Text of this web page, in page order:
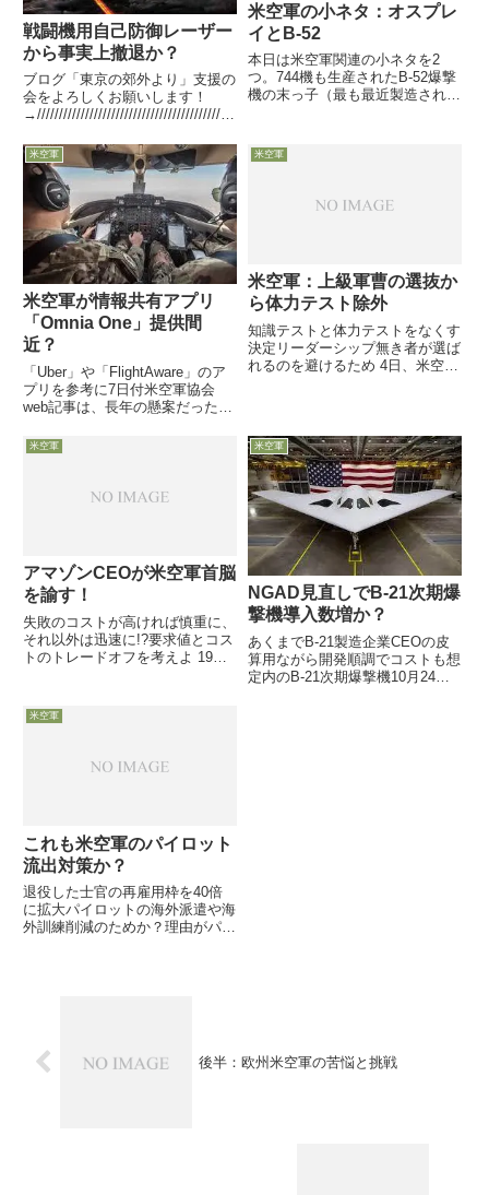
戦闘機用自己防御レーザー
から事実上撤退か？
ブログ「東京の郊外より」支援の
会をよろしくお願いします！
→/////////////////////////////////////////////
2021年に飛行試験予定を20...
米空軍の小ネタ：オスプレ
イとB-52
本日は米空軍関連の小ネタを2
つ。744機も生産されたB-52爆撃
機の末っ子（最も最近製造された
時間2000時間を超えた機体が出
たとのお話です
米空軍
米空軍が情報共有アプリ
「Omnia One」提供間
近？
「Uber」や「FlightAware」のア
プリを参考に7日付米空軍協会
web記事は、長年の懸案だったF-
米空軍が12月から投入（試
験？）開始することや、陸海空サ
揮官から前線兵...
米空軍
米空軍：上級軍曹の選抜か
ら体力テスト除外
知識テストと体力テストをなくす
決定リーダーシップ無き者が選ば
れるのを避けるため 4日、米空軍
WAPS（Weighted Airman
Promotion ...
米空軍
アマゾンCEOが米空軍首脳
を諭す！
失敗のコストが高ければ慎重に、
それ以外は迅速に!?要求値とコス
トのトレードオフを考えよ 19
して同時にロケットエンジンベン
チャー「Blue Origin」創業者の
米空軍
NGAD見直しでB-21次期爆
撃機導入数増か？
あくまでB-21製造企業CEOの皮
算用ながら開発順調でコストも想
定内のB-21次期爆撃機10月24
米空軍
これも米空軍のパイロット
流出対策か？
退役した士官の再雇用枠を40倍
に拡大パイロットの海外派遣や海
外訓練削減のためか？理由がパイ
後半：欧州米空軍の苦悩と挑戦